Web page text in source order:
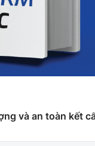
và an toàn kết